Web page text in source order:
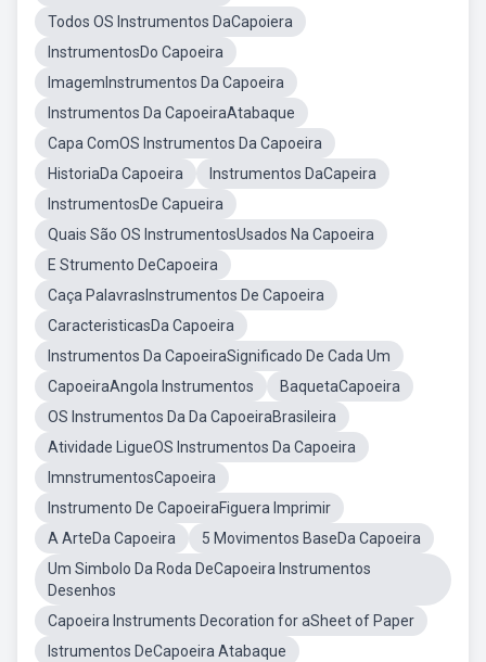
Todos OS Instrumentos DaCapoiera
InstrumentosDo Capoeira
ImagemInstrumentos Da Capoeira
Instrumentos Da CapoeiraAtabaque
Capa ComOS Instrumentos Da Capoeira
HistoriaDa Capoeira
Instrumentos DaCapeira
InstrumentosDe Capueira
Quais São OS InstrumentosUsados Na Capoeira
E Strumento DeCapoeira
Caça PalavrasInstrumentos De Capoeira
CaracteristicasDa Capoeira
Instrumentos Da CapoeiraSignificado De Cada Um
CapoeiraAngola Instrumentos
BaquetaCapoeira
OS Instrumentos Da Da CapoeiraBrasileira
Atividade LigueOS Instrumentos Da Capoeira
ImnstrumentosCapoeira
Instrumento De CapoeiraFiguera Imprimir
A ArteDa Capoeira
5 Movimentos BaseDa Capoeira
Um Simbolo Da Roda DeCapoeira Instrumentos
Desenhos
Capoeira Instruments Decoration for aSheet of Paper
Istrumentos DeCapoeira Atabaque